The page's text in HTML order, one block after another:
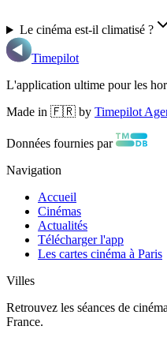
Le cinéma est-il climatisé ?
Timepilot
L'application ultime pour les
Made in 🇫🇷 by Timepilot
Données fournies par
Navigation
Accueil
Cinémas
Actualités
Télécharger l'app
Les cartes cinéma à Paris
Villes
Retrouvez les séances de
France.